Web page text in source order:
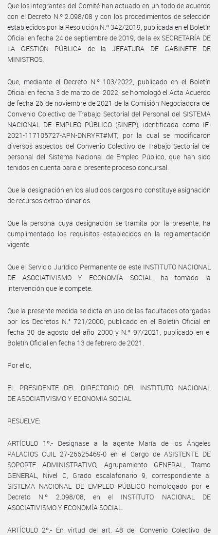
Que los integrantes del Comité han actuado en un todo de acuerdo
con el Decreto N.º 2.098/08 y con los procedimientos de selección
establecidos por la Resolución N.º 342/2019, publicada en el Boletín
Oficial en fecha 24 de septiembre de 2019, de la ex SECRETARÍA DE
LA GESTIÓN PÚBLICA de la JEFATURA DE GABINETE DE
MINISTROS.
Que, mediante el Decreto N.º 103/2022, publicado en el Boletín
Oficial en fecha 3 de marzo del 2022, se homologó el Acta Acuerdo
de fecha 26 de noviembre de 2021 de la Comisión Negociadora del
Convenio Colectivo de Trabajo Sectorial del Personal del SISTEMA
NACIONAL DE EMPLEO PÚBLICO (SINEP), identificada como IF-
2021-117105727-APN-DNRYRT#MT, por la cual se modificaron
diversos aspectos del Convenio Colectivo de Trabajo Sectorial del
personal del Sistema Nacional de Empleo Público, que han sido
tenidos en cuenta para el presente proceso concursal.
Que la designación en los aludidos cargos no constituye asignación
de recursos extraordinarios.
Que la persona cuya designación se tramita por la presente, ha
cumplimentado los requisitos establecidos en la reglamentación
vigente.
Que el Servicio Jurídico Permanente de este INSTITUTO NACIONAL
DE ASOCIATIVISMO Y ECONOMÍA SOCIAL, ha tomado la
intervención que le compete.
Que la presente medida se dicta en uso de las facultades otorgadas
por los Decretos N.° 721/2000, publicado en el Boletín Oficial en
fecha 30 de agosto del año 2000 y N.º 97/2021, publicado en el
Boletín Oficial en fecha 13 de febrero de 2021.
Por ello,
EL PRESIDENTE DEL DIRECTORIO DEL INSTITUTO NACIONAL
DE ASOCIATIVISMO Y ECONOMIA SOCIAL
RESUELVE:
ARTÍCULO 1º.- Designase a la agente María de los Ángeles
PALACIOS CUIL 27-26625469-0 en el Cargo de ASISTENTE DE
SOPORTE ADMINISTRATIVO, Agrupamiento GENERAL, Tramo
GENERAL, Nivel C, Grado escalafonario 9, correspondiente al
SISTEMA NACIONAL DE EMPLEO PÚBLICO homologado por el
Decreto N.º 2.098/08, en el INSTITUTO NACIONAL DE
ASOCIATIVISMO Y ECONOMÍA SOCIAL.
ARTÍCULO 2º.- En virtud del art. 48 del Convenio Colectivo de